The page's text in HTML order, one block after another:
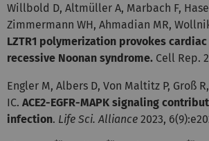
Willbold D, Altmüller A, Marbach F,
Zimmermann WH, Ahmadian MR,
LZTR1 polymerization provokes
recessive Noonan syndrome. Cell Rep.
Engler M, Albers D, Von Maltitz P, Groß
IC. ACE2-EGFR-MAPK signaling
infection. Life Sci. Alliance 2023,